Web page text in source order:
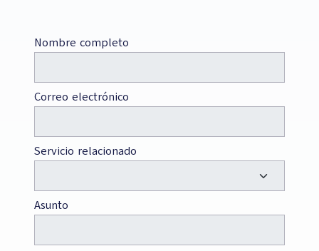
Nombre completo
Correo electrónico
Servicio relacionado
Asunto